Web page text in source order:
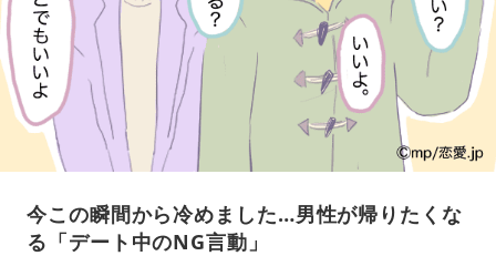
今この瞬間から冷めました…男性が帰りたくな
る「デート中のNG言動」